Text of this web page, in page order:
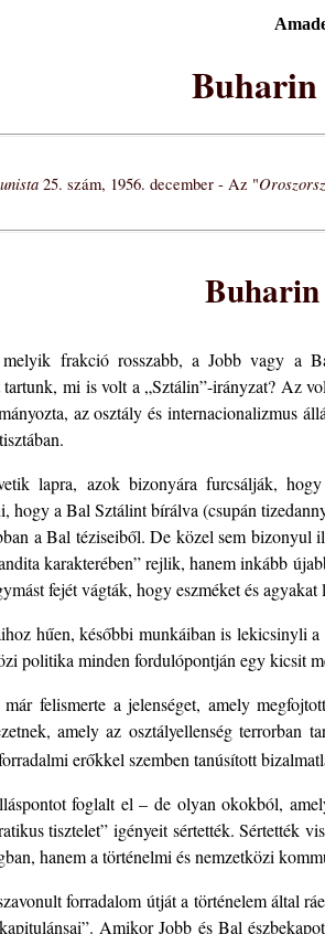
Buharin
25. szám, 1956. december - Az "
Buharin
frakció rosszabb, a Jobb vagy a
mi is volt a „Sztálin”-irányzat? Az
az osztály és internacionalizmus
lapra, azok bizonyára furcsálják,
hogy a Bal Sztálint bírálva (csupán
a Bal téziseiből. De közel sem
karakterében” rejlik, hanem inkább
fejét vágták, hogy eszméket és agyakat
hűen, későbbi munkáiban is lekicsinyli
politika minden fordulópontján egy kicsit
felismerte a jelenséget, amely
amely az osztályellenség
erőkkel szemben tanúsított
foglalt el – de olyan okokból,
tisztelet” igényeit sértették.
hanem a történelmi és nemzetközi
forradalom útját a történelem által
Amikor Jobb és Bal